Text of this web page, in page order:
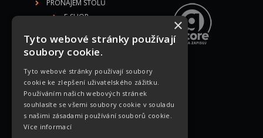
PRONÁJEM STOLŮ
E-SHOP
MEDIÁLNÍ PARTNEŘI
×
Tyto webové stránky používají
soubory cookie.
Tyto webové stránky používají soubory
cookie ke zlepšení uživatelského zážitku.
Používáním našich webových stránek
souhlasíte se všemi soubory cookie v souladu
s našimi zásadami používání souborů cookie.
Více informací